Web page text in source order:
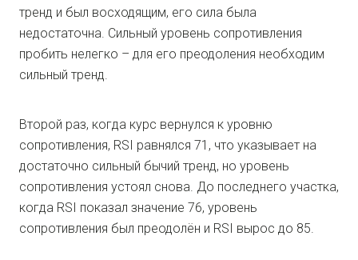
тренд и был восходящим, его сила была
недостаточна. Сильный уровень сопротивления
пробить нелегко – для его преодоления необходим
сильный тренд.
Второй раз, когда курс вернулся к уровню
сопротивления, RSI равнялся 71, что указывает на
достаточно сильный бычий тренд, но уровень
сопротивления устоял снова. До последнего участка,
когда RSI показал значение 76, уровень
сопротивления был преодолён и RSI вырос до 85.